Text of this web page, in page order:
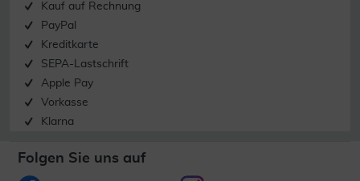
Kauf auf Rechnung
PayPal
Kreditkarte
SEPA-Lastschrift
Apple Pay
Vorkasse
Klarna
Folgen Sie uns auf